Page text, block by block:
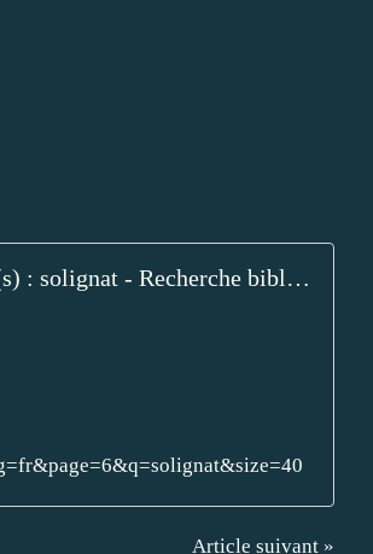
Mot(s) clé(s) : solignat - Recherche bibliothèque
Article suivant »